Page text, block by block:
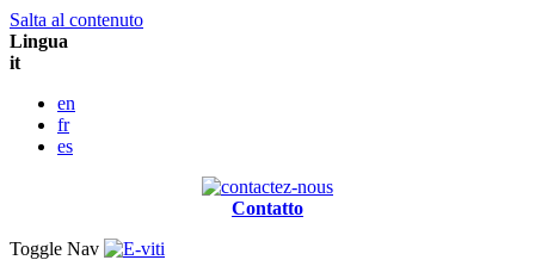
Salta al contenuto
Lingua
it
en
fr
es
Contatto
Toggle Nav